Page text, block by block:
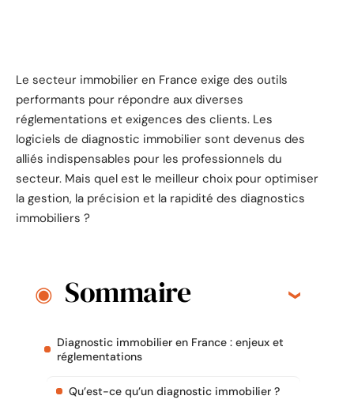
Le secteur immobilier en France exige des outils
performants pour répondre aux diverses
réglementations et exigences des clients. Les
logiciels de diagnostic immobilier sont devenus des
alliés indispensables pour les professionnels du
secteur. Mais quel est le meilleur choix pour optimiser
la gestion, la précision et la rapidité des diagnostics
immobiliers ?
Sommaire
Diagnostic immobilier en France : enjeux et
réglementations
Qu’est-ce qu’un diagnostic immobilier ?